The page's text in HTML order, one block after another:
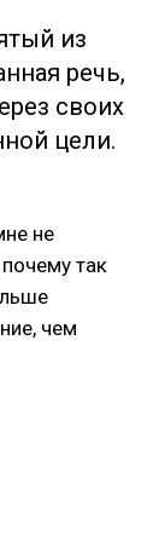
из
речь,
своих
цели.
не
так
чем